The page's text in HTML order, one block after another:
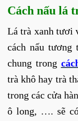
Cách nấu lá
Lá trà xanh tươi
cách nấu tương
chung trong
trà khô hay trà
trong các cửa
ô long, …. sẽ